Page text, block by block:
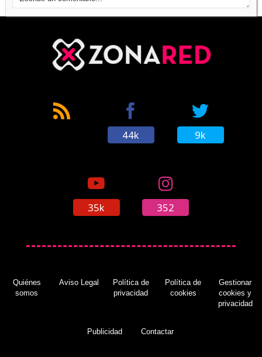
44k 9k
35k 352
Quiénes
somos
Aviso Legal
Política de
privacidad
Política de
cookies
Gestionar
cookies y
privacidad
Publicidad Contactar